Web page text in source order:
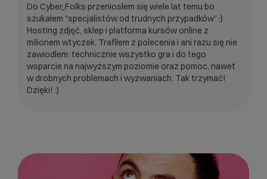
Do Cyber_Folks przeniosłem się wiele lat temu bo
szukałem "specjalistów od trudnych przypadków" :)
Hosting zdjęć, sklep i platforma kursów online z
milionem wtyczek. Trafiłem z polecenia i ani razu się nie
zawiodłem: technicznie wszystko gra i do tego
wsparcie na najwyższym poziomie oraz pomoc, nawet
w drobnych problemach i wyzwaniach. Tak trzymać!
Dzięki! :)